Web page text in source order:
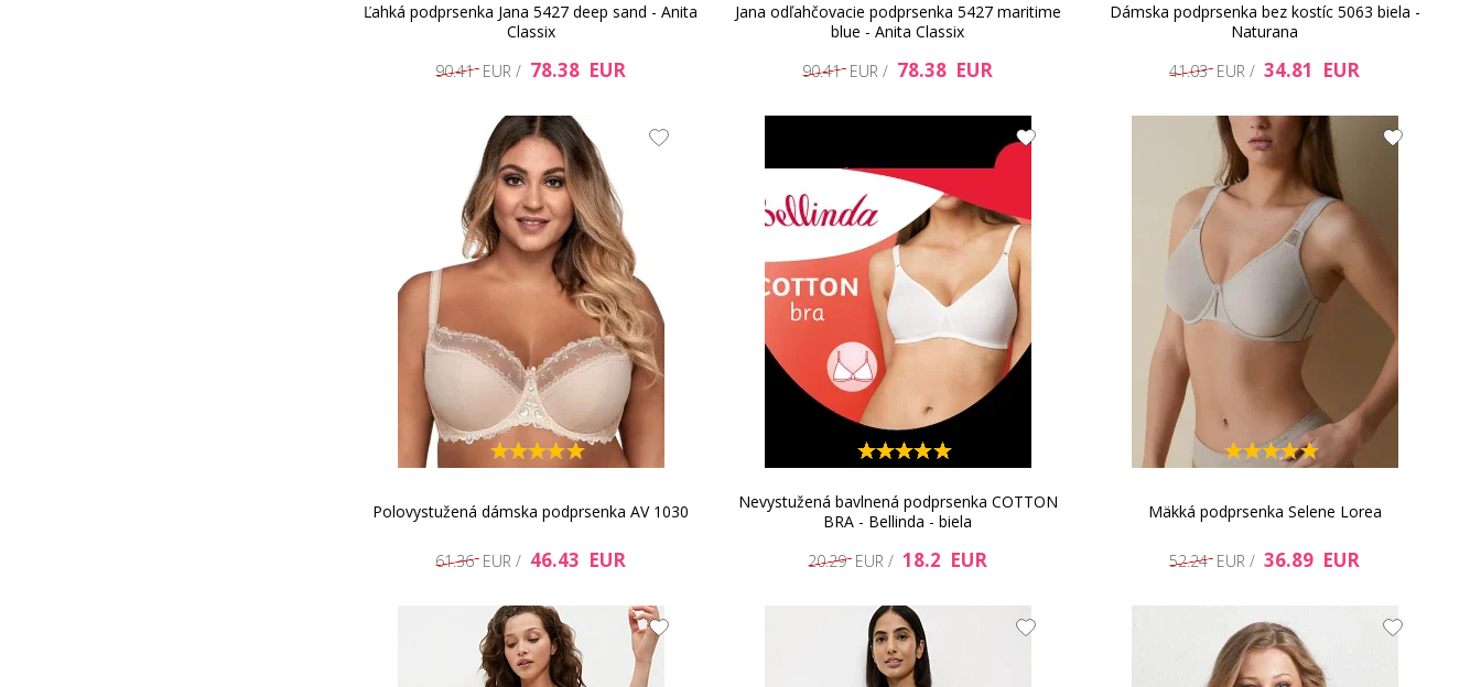
Ľahká podprsenka Jana 5427 deep sand - Anita
Classix
90.41 EUR / 78.38 EUR
Jana odľahčovacie podprsenka 5427 maritime
blue - Anita Classix
90.41 EUR / 78.38 EUR
Dámska podprsenka bez kostíc 5063 biela -
Naturana
41.03 EUR / 34.81 EUR
Polovystužená dámska podprsenka AV 1030
61.36 EUR / 46.43 EUR
Nevystužená bavlnená podprsenka COTTON
BRA - Bellinda - biela
20.29 EUR / 18.2 EUR
Mäkká podprsenka Selene Lorea
52.24 EUR / 36.89 EUR